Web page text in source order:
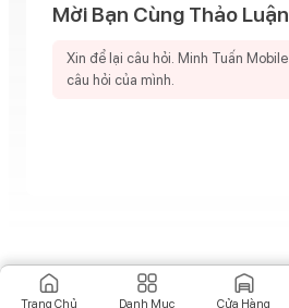
Mời Bạn Cùng Thảo Luận
Trang Chủ Danh Mục Cửa Hàng